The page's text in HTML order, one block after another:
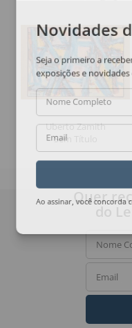
Uberto Zamith
Sem Título
Novidades
Seja o primeiro a
exposições e novidades
Nome Completo
Email
Ao assinar, você concorda
Quer
do
Nome
Email